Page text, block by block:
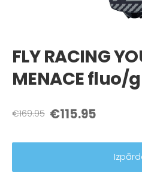
FLY RACING
MENACE
€169.95 €115.95